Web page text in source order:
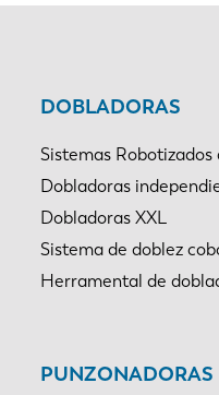
DOBLADORAS
Sistemas Robotizados
Dobladoras
Dobladoras XXL
Sistema de doblez
Herramental de
PUNZONADORAS